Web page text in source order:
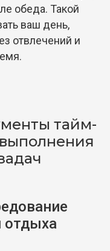
обеда. Такой
ваш день,
отвлечений и
тайм-
отдыха